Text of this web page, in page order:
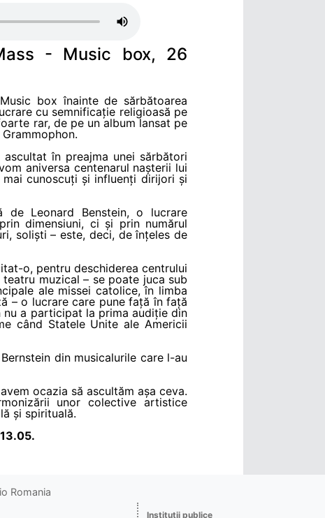
- Music box, 26
box înainte de sărbătoarea
cu semnificație religioasă pe
rar, de pe un album lansat pe
în preajma unei sărbători
aniversa centenarul nașterii lui
cunoscuți și influenți dirijori și
de Leonard Benstein, o lucrare
dimensiuni, ci și prin numărul
soliști – este, deci, de înțeles de
o, pentru deschiderea centrului
muzical – se poate juca sub
ale missei catolice, în limba
– o lucrare care pune față în față
a participat la prima audiție din
când Statele Unite ale Americii
din musicalurile care l-au
ocazia să ascultăm așa ceva.
unor colective artistice
și spirituală.
Romania
Instituţii publice